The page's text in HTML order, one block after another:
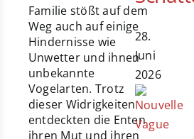
Familie stößt auf dem
Weg auch auf einige
Hindernisse wie
Unwetter und ihnen
unbekannte
Vogelarten. Trotz
dieser Widrigkeiten
entdeckten die Enten
ihren Mut und ihren
28.
Juni
2026